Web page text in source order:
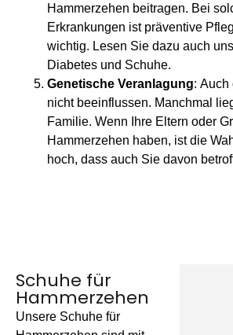
Hammerzehen beitragen. Bei
Erkrankungen ist präventive
wichtig. Lesen Sie dazu auch
Diabetes und Schuhe.
Genetische Veranlagung: Auch
nicht beeinflussen. Manchmal
Familie. Wenn Ihre Eltern oder
Hammerzehen haben, ist die
hoch, dass auch Sie davon
Schuhe für
Hammerzehen
Unsere Schuhe für